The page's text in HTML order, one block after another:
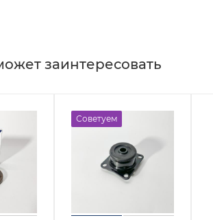
заинтересовать
Советуем